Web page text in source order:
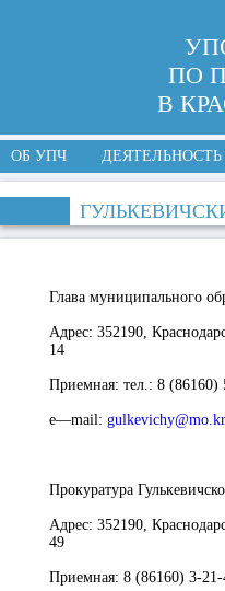
ПО
В
ОБ УПЧ ДЕЯТЕЛЬНОСТЬ
Глава муниципального
Адрес: 352190,
14
Приемная: тел.: 8 (86160)
e—mail:
Прокуратура
Адрес: 352190,
49
Приемная: 8 (86160) 3-21-